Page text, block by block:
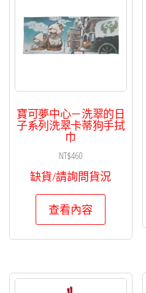
寶可夢中心－洗翠的日
子系列洗翠卡蒂狗手拭
巾
NT$460
缺貨/請詢問貨況
查看內容